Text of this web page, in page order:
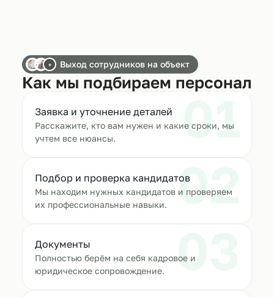
+ Выход сотрудников на объект
Как мы подбираем персонал
01
Заявка и уточнение деталей
Расскажите, кто вам нужен и какие сроки, мы
учтем все нюансы.
02
Подбор и проверка кандидатов
Мы находим нужных кандидатов и проверяем
их профессиональные навыки.
03
Документы
Полностью берём на себя кадровое и
юридическое сопровождение.